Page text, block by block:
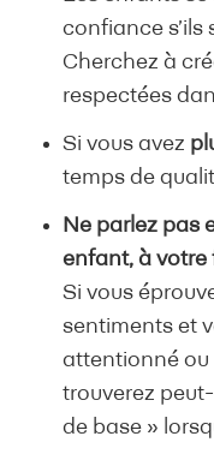
confiance s’ils
Cherchez à
respectées
Si vous avez
temps de
Ne parlez pas
enfant, à votre
Si vous
sentiments et
attentionné ou
trouverez
de base »